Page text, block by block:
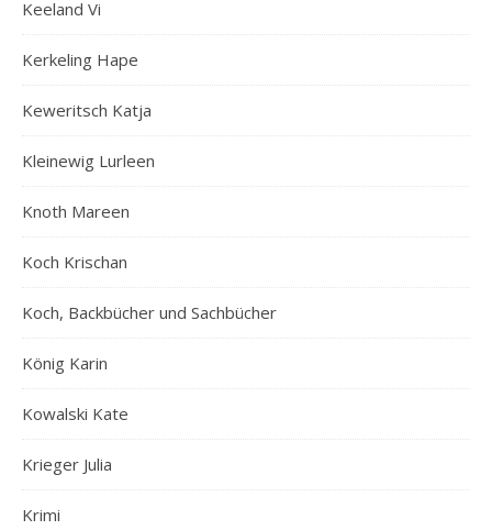
Keeland Vi
Kerkeling Hape
Keweritsch Katja
Kleinewig Lurleen
Knoth Mareen
Koch Krischan
Koch, Backbücher und Sachbücher
König Karin
Kowalski Kate
Krieger Julia
Krimi